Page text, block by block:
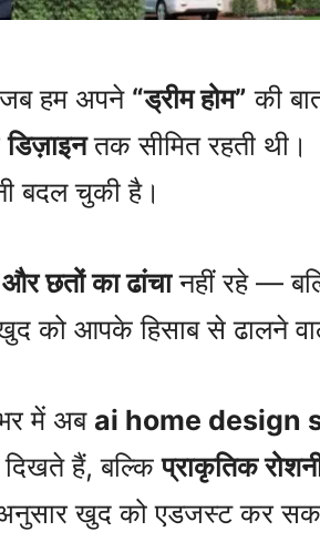
हम अपने “ड्रीम होम” की
डिज़ाइनतक सीमित रहती थी।
बदल चुकी है।
और छतों का ढांचानहीं रहे —
को आपके हिसाब से ढालने
में अब ai home design
हैं, बल्किप्राकृतिक
खुद को एडजस्ट कर